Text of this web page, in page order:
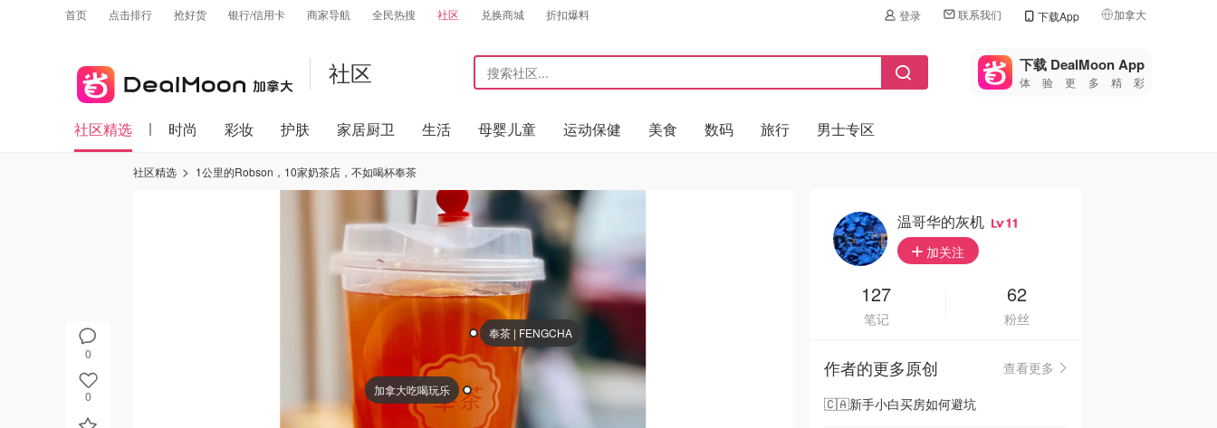
首页 点击排行 抢好货 银行/信用卡 商家导航 全民热搜 社区 兑换商城 折扣爆料 登录 联系我们 下载App 加拿大
🇺🇸
美国
🇨🇳中国
🇮🇹
🇦🇺
🇳🇿新西兰
社区 下载 DealMoon App
体验更多精彩
社区精选 时尚 彩妆 护肤 家居厨卫 生活 母婴儿童 运动保健 美食 数码 旅行 男士专区
0
0
社区精选 1公里的Robson，10家奶茶店，不如喝杯奉茶
加拿大吃喝玩乐
奉茶 | FENGCHA
温哥华的灰机 11
加关注
127
笔记
62
粉丝
作者的更多原创
查看更多
🇨🇦新手小白买房如何避坑